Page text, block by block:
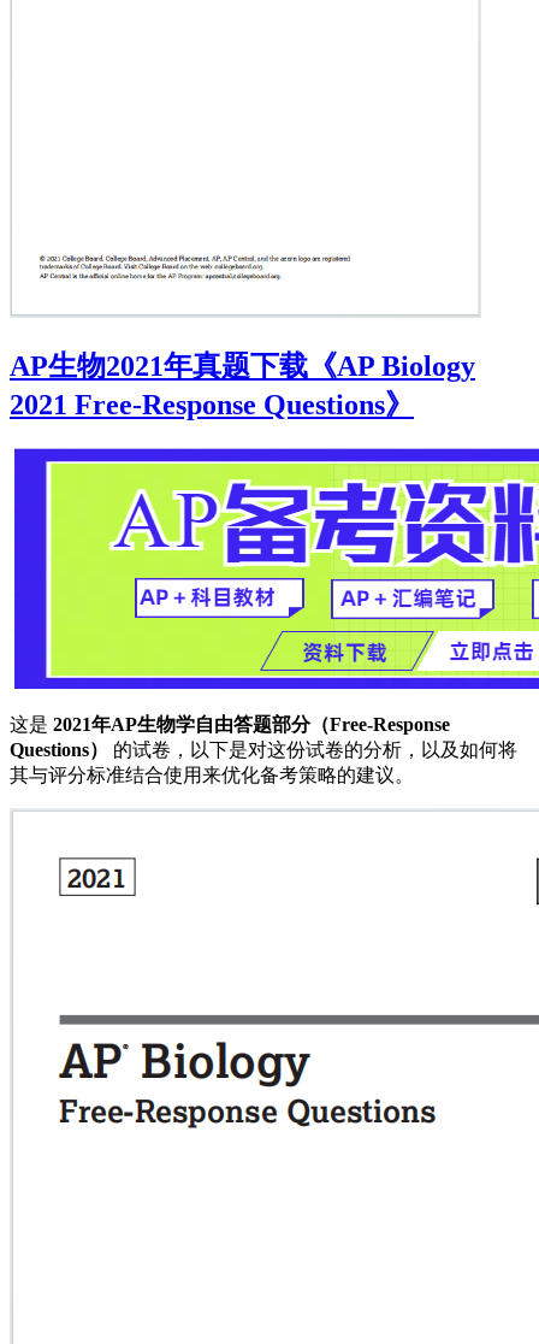
AP生物2021年真题下载《AP Biology
2021 Free-Response Questions》
这是 2021年AP生物学自由答题部分（Free-Response
Questions）
的试卷，以下是对这份试卷的分析，以及如何将
其与评分标准结合使用来优化备考策略的建议。